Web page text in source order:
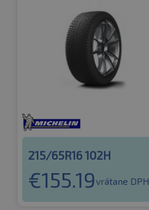
215/65R16 102H
€155.19vrátane DPH